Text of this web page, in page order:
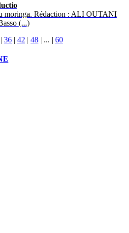
moringa. Rédaction : ALI OUTANI
(...)
| 36 | 42 | 48 | ... | 60